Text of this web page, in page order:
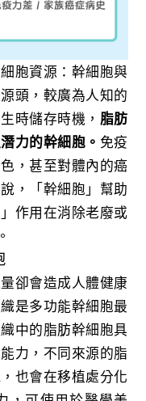
胞資源：幹細胞與
頭，較廣為人知的
時儲存時機， 脂肪
力的幹細胞。 免疫
，甚至對體內的癌
，「幹細胞」幫助
作用在消除老廢或
卻會造成人體健康
是多功能幹細胞最
中的脂肪幹細胞具
力，不同來源的脂
也會在移植處分化